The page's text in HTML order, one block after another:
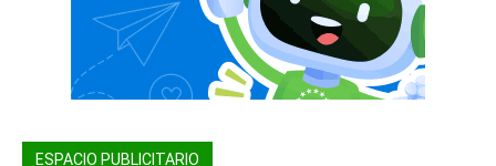
ESPACIO PUBLICITARIO